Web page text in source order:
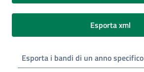
Esporta xml
Esporta i bandi di un anno specifico